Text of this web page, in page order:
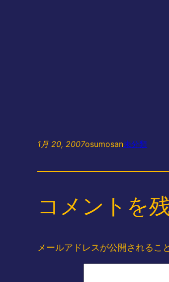
1月 20, 2007osumosan未分類
コメントを
メールアドレスが公開されるこ